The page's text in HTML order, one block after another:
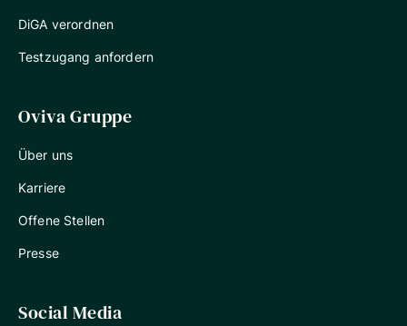
DiGA verordnen
Testzugang anfordern
Oviva Gruppe
Über uns
Karriere
Offene Stellen
Presse
Social Media